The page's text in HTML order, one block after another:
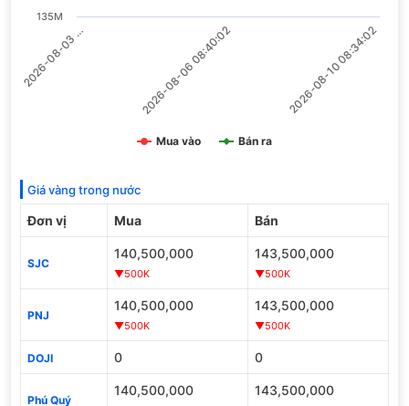
Mua vào Bán ra
2026-08-03 … 2026-08-06 08:40:02 2026-08-10 08:34:02
135M
Giá vàng trong nước
Đơn vị Mua Bán
SJC
140,500,000
▼500K
143,500,000
▼500K
PNJ
140,500,000
▼500K
143,500,000
▼500K
DOJI 0 0
Phú Quý
140,500,000 143,500,000